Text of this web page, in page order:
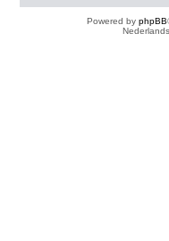
Powered by phpBB